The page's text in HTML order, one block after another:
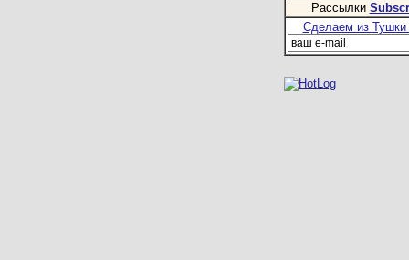
Рассылки
Сделаем из Тушки